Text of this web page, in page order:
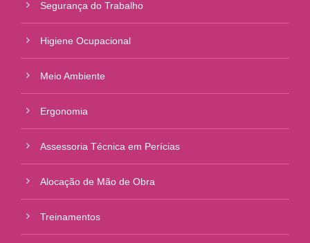
Segurança do Trabalho
Higiene Ocupacional
Meio Ambiente
Ergonomia
Assessoria Técnica em Perícias
Alocação de Mão de Obra
Treinamentos